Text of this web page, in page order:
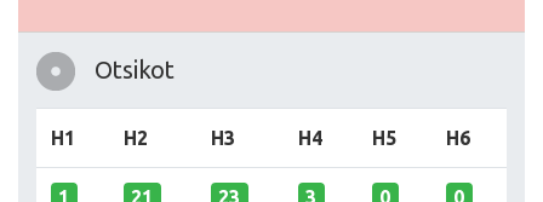
Otsikot
H1 H2 H3 H4 H5 H6
1 21 23 3 0 0